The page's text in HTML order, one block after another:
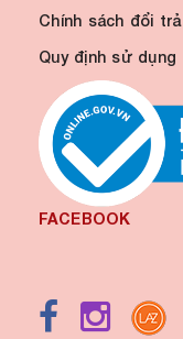
Chính sách đổi trả
Quy định sử dụng
FACEBOOK